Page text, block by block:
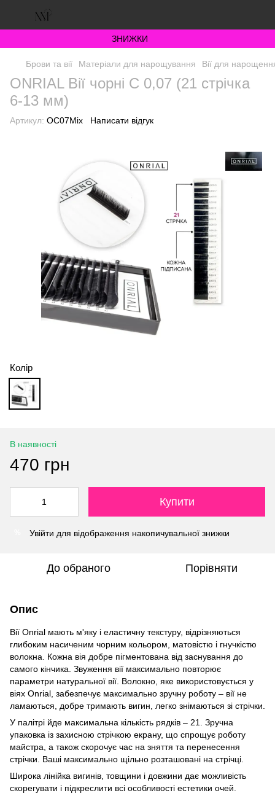
ЗНИЖКИ
Брови та вії Матеріали для нарощування Вії для
ONRIAL Вії чорні С 0,07 (21 стрічка
6-13 мм)
Артикул: OC07Mix Написати відгук
Колір
В наявності
470 грн
Купити
Увійти для відображення накопичувальної знижки
До обраного Порівняти
Опис
Вії Onrial мають м'яку і еластичну текстуру, відрізняються
глибоким насиченим чорним кольором, матовістю і гнучкістю
волокна. Кожна вія добре пігментована від заснування до
самого кінчика. Звуження вії максимально повторює
параметри натуральної вії. Волокно, яке використовується у
віях Onrial, забезпечує максимально зручну роботу – вії не
ламаються, добре тримають вигин, легко знімаються зі стрічки.
У палітрі йде максимальна кількість рядків – 21. Зручна
упаковка із захисною стрічкою екрану, що спрощує роботу
майстра, а також скорочує час на зняття та перенесення
стрічки. Ваші максимально щільно розташовані на стрічці.
Широка лінійка вигинів, товщини і довжини дає можливість
скорегувати і підкреслити всі особливості естетики очей.